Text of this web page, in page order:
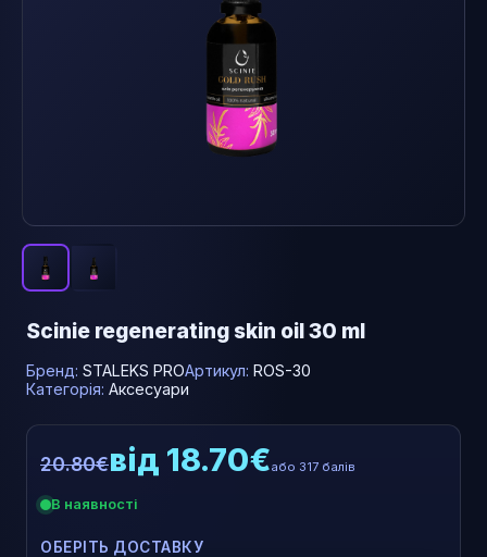
Scinie regenerating skin oil 30 ml
Бренд: STALEKS PROАртикул: ROS-30
Категорія: Аксесуари
20.80€від 18.70€або 317 балів
В наявності
ОБЕРІТЬ ДОСТАВКУ